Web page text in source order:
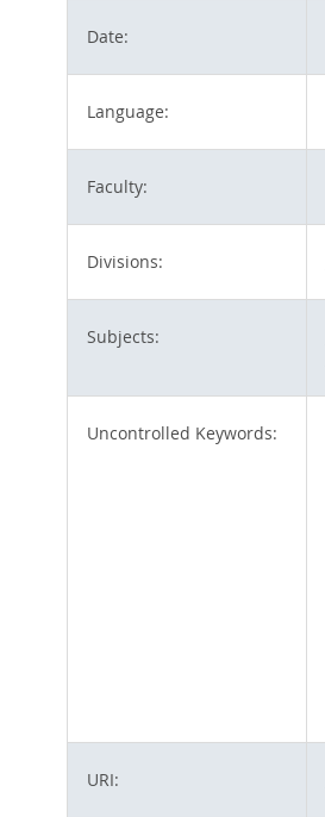
Date:
Language:
Faculty:
Divisions:
Subjects:
Uncontrolled Keywords:
URI: